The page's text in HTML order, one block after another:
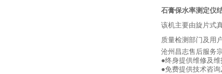
石膏保水率测定仪
该机主要由旋片式
质量检测部门及用
沧州昌志售后服务
●终身提供维修及
●免费提供技术咨